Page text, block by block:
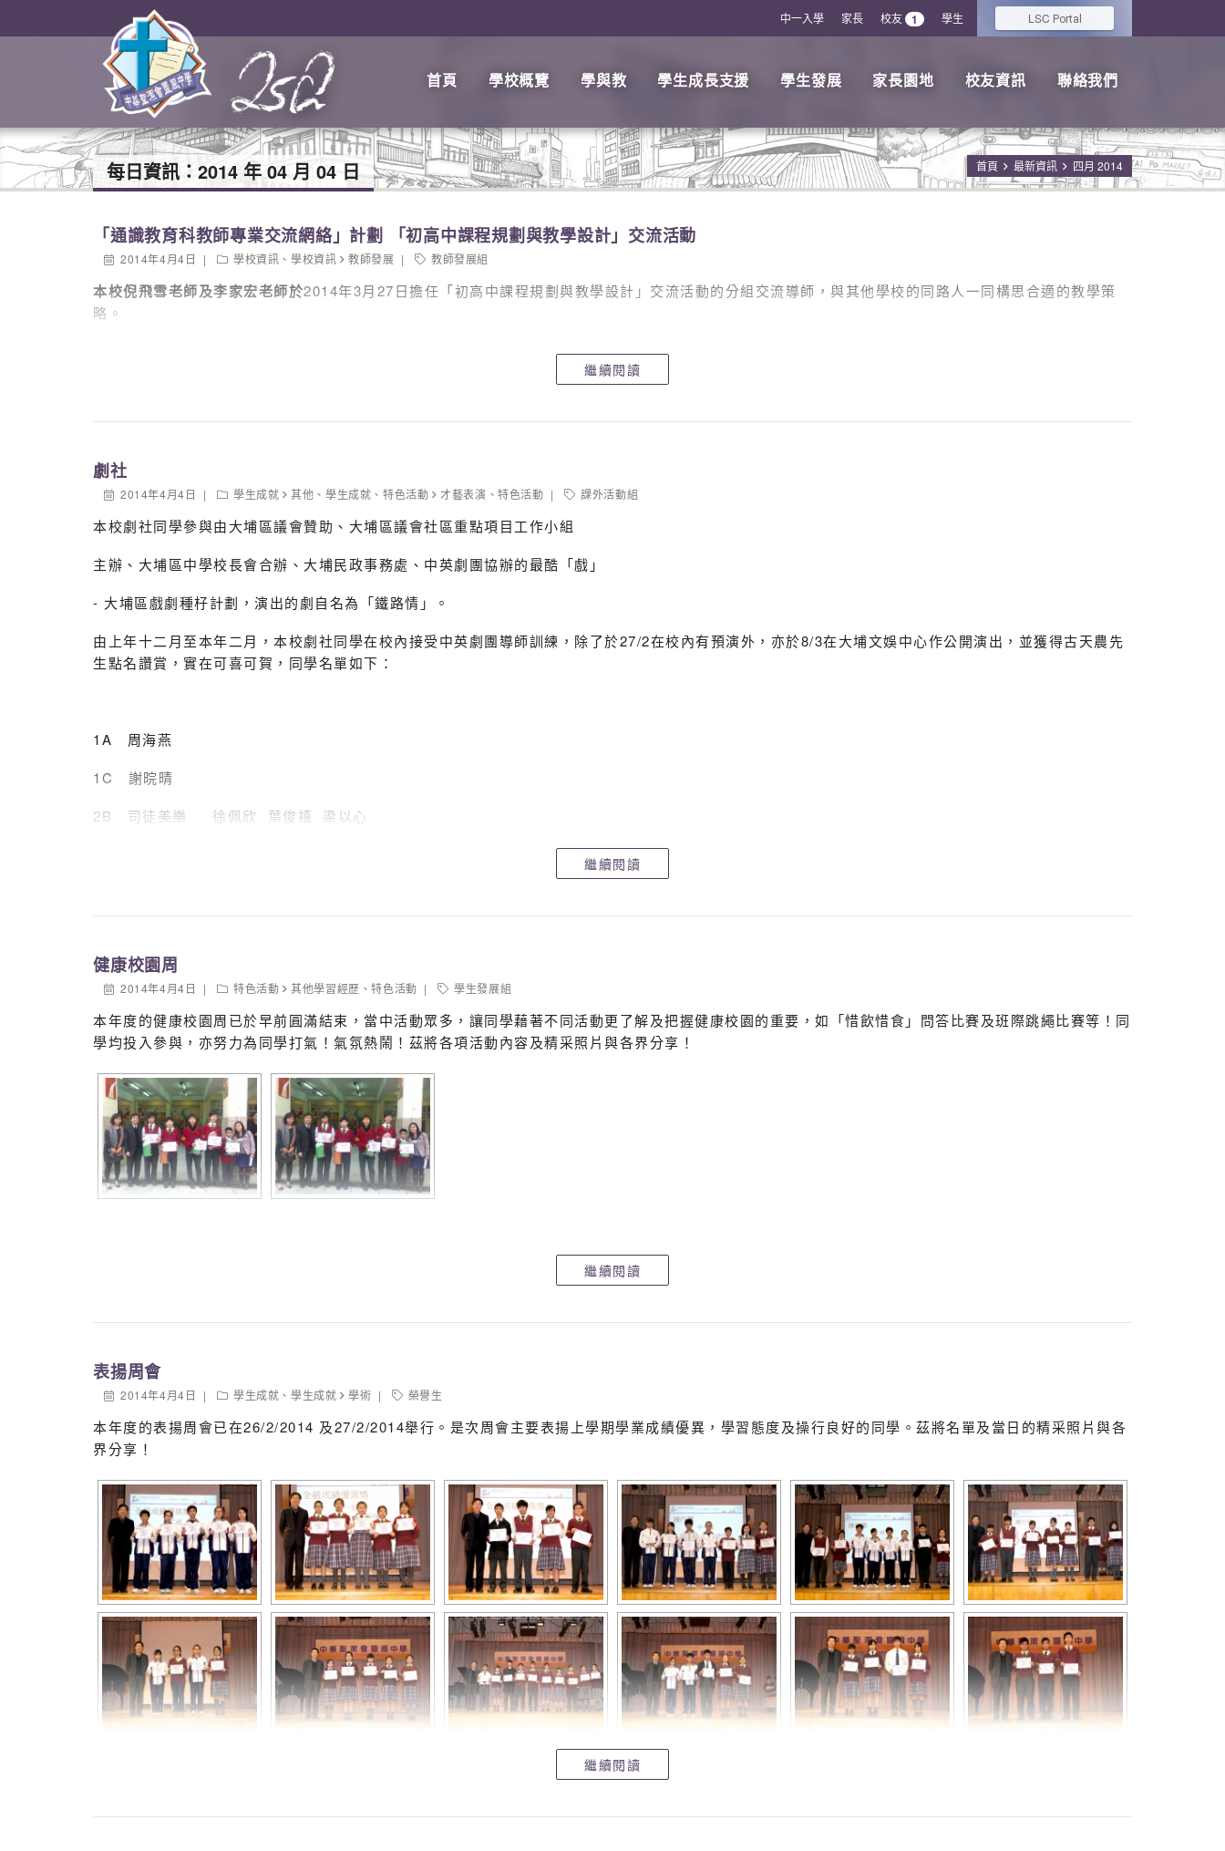
中一入學 家長 校友 1 學生 LSC Portal
首頁 學校概覽 學與教 學生成長支援 學生發展 家長園地 校友資訊 聯絡我們
首頁 最新資訊 四月 2014
每日資訊： 2014 年 04 月 04 日
「通識教育科教師專業交流網絡」計劃 「初高中課程規劃與教學設計」交流活動
2014年4月4日 學校資訊 、 學校資訊 教師發展 教師發展組
本校倪飛雪老師及李家宏老師於2014年3月27日擔任「初高中課程規劃與教學設計」交流活動的分組交流導師，與其他學校的同路人一同構思合適的教學策
略。
繼續閱讀
劇社
2014年4月4日 學生成就 其他 、 學生成就 、 特色活動 才藝表演 、特色活動 課外活動組
本校劇社同學參與由大埔區議會贊助、大埔區議會社區重點項目工作小組
主辦、大埔區中學校長會合辦、大埔民政事務處、中英劇團協辦的最酷「戲」
- 大埔區戲劇種杍計劃，演出的劇自名為「鐵路情」。
由上年十二月至本年二月，本校劇社同學在校內接受中英劇團導師訓練，除了於27/2在校內有預演外，亦於8/3在大埔文娛中心作公開演出，並獲得古天農先
生點名讚賞，實在可喜可賀，同學名單如下：
1A 周海燕
1C 謝晥晴
2B 司徒美樂 徐佩欣 葉俊禧 梁以心
繼續閱讀
健康校園周
2014年4月4日 特色活動 其他學習經歷 、特色活動 學生發展組
本年度的健康校園周已於早前圓滿結束，當中活動眾多，讓同學藉著不同活動更了解及把握健康校園的重要，如「惜飲惜食」問答比賽及班際跳繩比賽等！同
學均投入參與，亦努力為同學打氣！氣氛熱鬧！茲將各項活動內容及精采照片與各界分享！
繼續閱讀
表揚周會
2014年4月4日 學生成就 、 學生成就 學術 榮譽生
本年度的表揚周會已在26/2/2014 及27/2/2014舉行。是次周會主要表揚上學期學業成績優異，學習態度及操行良好的同學。茲將名單及當日的精采照片與各
界分享！
繼續閱讀